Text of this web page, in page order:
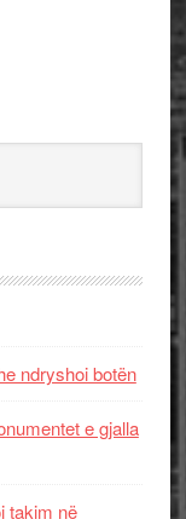
ndryshoi botën
e gjalla
takim në